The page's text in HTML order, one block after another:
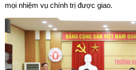
mọi nhiệm vụ chính trị được giao.